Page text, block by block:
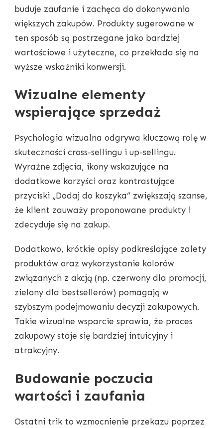
buduje zaufanie i zachęca do dokonywania
większych zakupów. Produkty sugerowane w
ten sposób są postrzegane jako bardziej
wartościowe i użyteczne, co przekłada się na
wyższe wskaźniki konwersji.
Wizualne elementy
wspierające sprzedaż
Psychologia wizualna odgrywa kluczową rolę w
skuteczności cross-sellingu i up-sellingu.
Wyraźne zdjęcia, ikony wskazujące na
dodatkowe korzyści oraz kontrastujące
przyciski „Dodaj do koszyka” zwiększają szanse,
że klient zauważy proponowane produkty i
zdecyduje się na zakup.
Dodatkowo, krótkie opisy podkreślające zalety
produktów oraz wykorzystanie kolorów
związanych z akcją (np. czerwony dla promocji,
zielony dla bestsellerów) pomagają w
szybszym podejmowaniu decyzji zakupowych.
Takie wizualne wsparcie sprawia, że proces
zakupowy staje się bardziej intuicyjny i
atrakcyjny.
Budowanie poczucia
wartości i zaufania
Ostatni trik to wzmocnienie przekazu poprzez